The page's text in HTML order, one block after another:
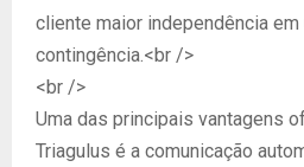
cliente maior independência em
contingência.<br />
<br />
Uma das principais vantagens
Triagulus é a comunicação